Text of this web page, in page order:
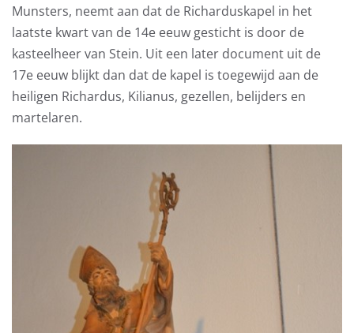
Munsters, neemt aan dat de Richarduskapel in het
laatste kwart van de 14e eeuw gesticht is door de
kasteelheer van Stein. Uit een later document uit de
17e eeuw blijkt dan dat de kapel is toegewijd aan de
heiligen Richardus, Kilianus, gezellen, belijders en
martelaren.